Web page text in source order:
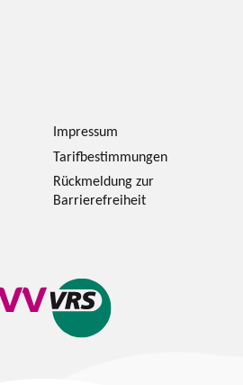
Impressum
Tarifbestimmungen
Rückmeldung zur
Barrierefreiheit